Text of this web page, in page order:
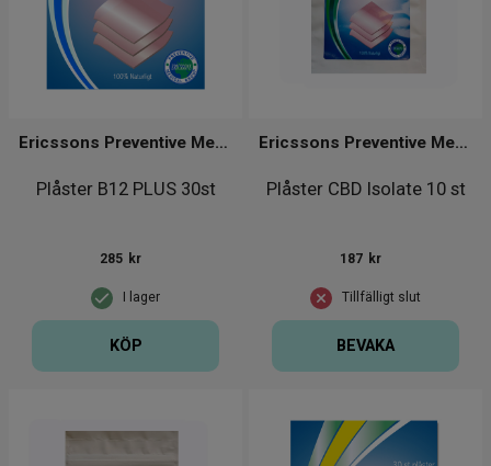
Plåster B12 PLUS 30st
Ericssons Preventive Medical Group
I lager
285 kr
KÖP
Plåster CBD Isolate 10 st
Ericssons Preventive Medical Group
Tillfälligt slut
187 kr
BEVAKA